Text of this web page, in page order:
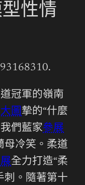
性情
冠軍的嶺南
圖摯的“什麼
們藍家參展
母冷笑。柔道
全力打造“柔
刺。隨著第十